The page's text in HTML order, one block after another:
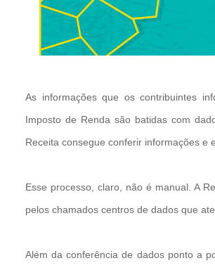
As informações que os contribuintes
Imposto de Renda são batidas com
Receita consegue conferir informações e
Esse processo, claro, não é manual. A
pelos chamados centros de dados que
Além da conferência de dados ponto a